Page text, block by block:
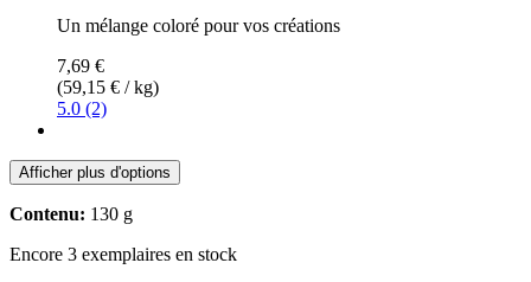
Un mélange coloré pour vos créations
7,69 €
(59,15 € / kg)
5.0 (2)
Afficher plus d'options
Contenu: 130 g
Encore 3 exemplaires en stock